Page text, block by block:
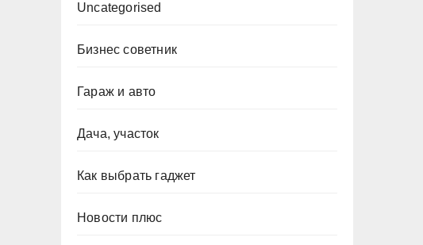
Uncategorised
Бизнес советник
Гараж и авто
Дача, участок
Как выбрать гаджет
Новости плюс